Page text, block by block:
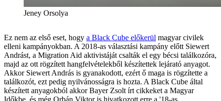
Jeney Orsolya
Ez nem az első eset, hogy a Black Cube előkerül magyar civilek
elleni kampányokban. A 2018-as választási kampány előtt Siewert
Andrást, a Migration Aid aktivistáját csalták el egy bécsi találkozóra,
majd az ott rögzített hangfelvételekből készítettek lejárató anyagot.
Akkor Siewert András is gyanakodott, ezért ő maga is rögzítette a
találkozót, ezt pedig nyilvánosságra is hozta. A Black Cube által
készített anyagokból akkor Bayer Zsolt írt cikkeket a Magyar
Időkbe, és még Orbán Viktor is hivatkozott erre a '18-as